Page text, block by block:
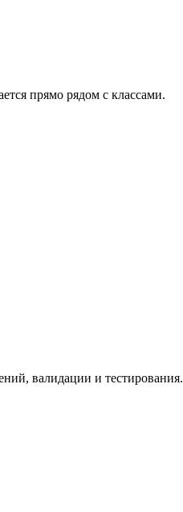
прямо рядом с классами.
валидации и тестирования.